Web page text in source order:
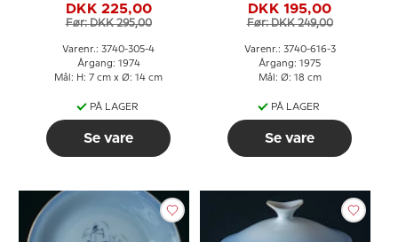
DKK 225,00
Før: DKK 295,00
Varenr.: 3740-305-4
Årgang: 1974
Mål: H: 7 cm x Ø: 14 cm
PÅ LAGER
Se vare
Grøndahl
DKK 195,00
Før: DKK 249,00
Varenr.: 3740-616-3
Årgang: 1975
Mål: Ø: 18 cm
PÅ LAGER
Se vare